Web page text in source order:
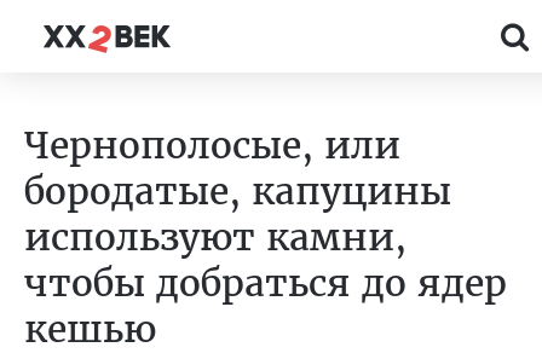
Чернополосые, или
бородатые, капуцины
используют камни,
чтобы добраться до ядер
кешью